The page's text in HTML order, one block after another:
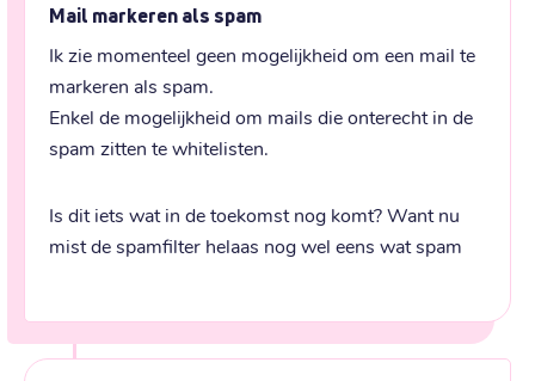
Mail markeren als spam
Ik zie momenteel geen mogelijkheid om een mail te
markeren als spam.
Enkel de mogelijkheid om mails die onterecht in de
spam zitten te whitelisten.
Is dit iets wat in de toekomst nog komt? Want nu
mist de spamfilter helaas nog wel eens wat spam